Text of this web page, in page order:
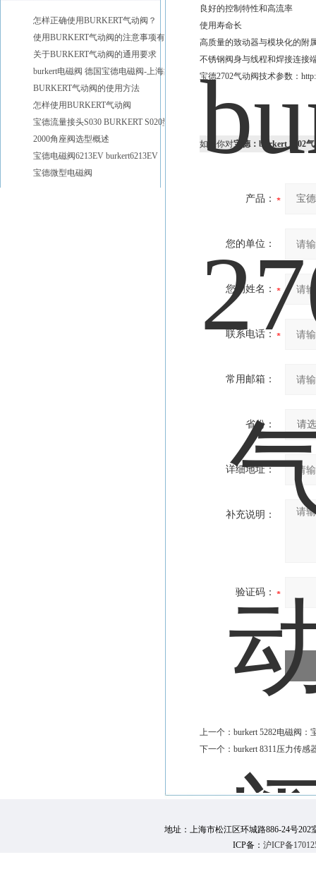
良好的控制特性和高流率
使用寿命长
高质量的致动器与模块化的附
不锈钢阀身与线程和焊接连接
宝德2702气动阀技术参数：
如果你对宝德：burkert 2702
产品：
您的单位：
您的姓名：
联系电话：
常用邮箱：
省份：
详细地址：
补充说明：
验证码：
上一个： burkert 5282电磁阀：
下一个： burkert 8311压力传感
怎样正确使用BURKERT气动阀？
关于BURKERT气动阀的通用要求
BURKERT气动阀的使用方法
怎样使用BURKERT气动阀
宝德流量接头S030 BURKERT S020型号
2000角座阀选型概述
宝德电磁阀6213EV burkert6213EV
宝德微型电磁阀
地址：上海市松江区环城路886-24号202
ICP备： 沪ICP备